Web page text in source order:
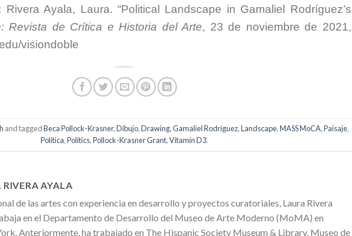
Rivera Ayala, Laura. “Political Landscape in Gamaliel Rodríguez’s
Revista de Crítica e Historia del Arte, 23 de noviembre de 2021,
visiondoble
and taggedBeca Pollock-Krasner,Dibujo,Drawing,Gamaliel Rodríguez,Landscape,MASS MoCA,Paisaje,
Política,Politics,Pollock-Krasner Grant,Vitamin D3.
RIVERA AYALA
de las artes con experiencia en desarrollo y proyectos curatoriales, Laura Rivera
en el Departamento de Desarrollo del Museo de Arte Moderno (MoMA) en
Anteriormente, ha trabajado en The Hispanic Society Museum & Library, Museo de